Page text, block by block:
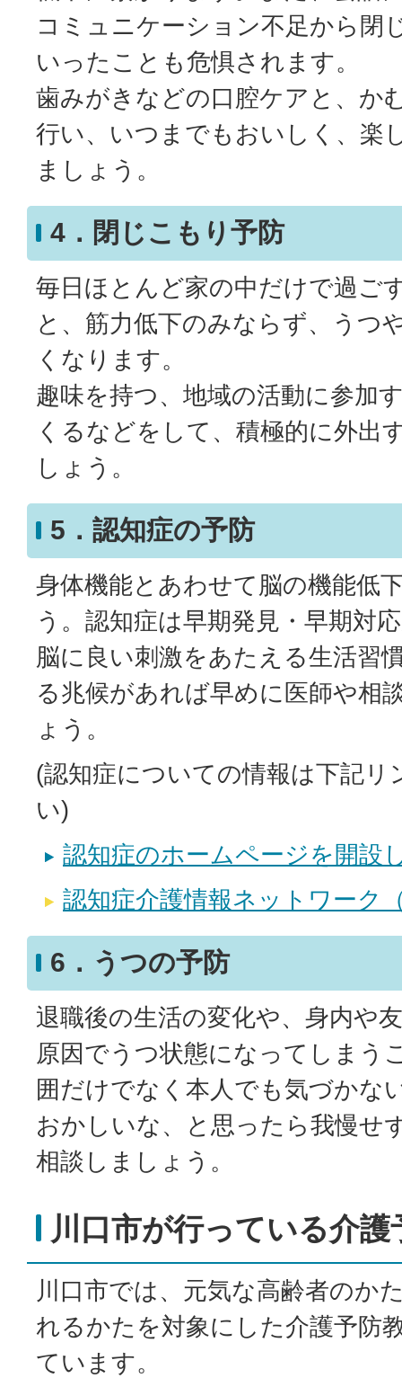
コミュニケーション不足から閉
いったことも危惧されます。
歯みがきなどの口腔ケアと、か
行い、いつまでもおいしく、楽
ましょう。
4．閉じこもり予防
毎日ほとんど家の中だけで過ご
と、筋力低下のみならず、うつ
くなります。
趣味を持つ、地域の活動に参加
くるなどをして、積極的に外出
しょう。
5．認知症の予防
身体機能とあわせて脳の機能低
う。認知症は早期発見・早期対
脳に良い刺激をあたえる生活習
る兆候があれば早めに医師や相
ょう。
(認知症についての情報は下記リ
い)
認知症のホームページを開設
認知症介護情報ネットワーク
6．うつの予防
退職後の生活の変化や、身内や
原因でうつ状態になってしまう
囲だけでなく本人でも気づかな
おかしいな、と思ったら我慢せ
相談しましょう。
川口市が行っている介護
川口市では、元気な高齢者のか
れるかたを対象にした介護予防
ています。